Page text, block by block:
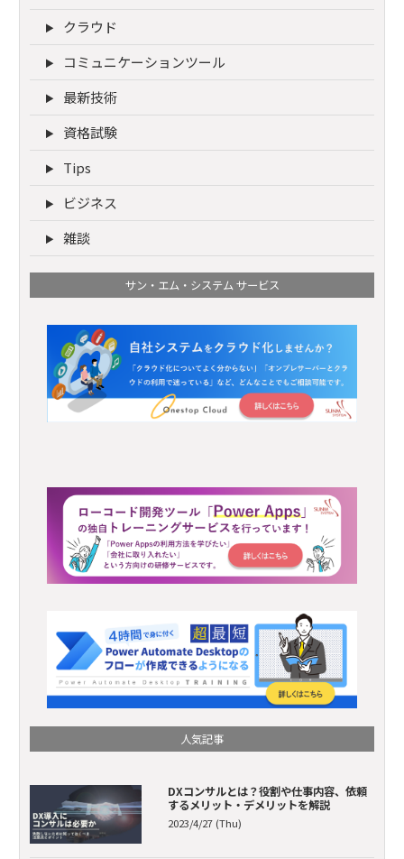
クラウド
コミュニケーションツール
最新技術
資格試験
Tips
ビジネス
雑談
サン・エム・システム サービス
人気記事
DXコンサルとは？役割や仕事内容、依頼
するメリット・デメリットを解説
2023/4/27 (Thu)